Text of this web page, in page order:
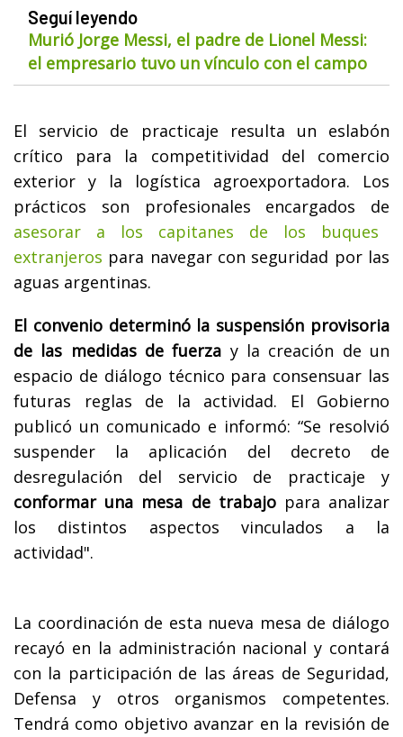
Seguí leyendo
Murió Jorge Messi, el padre de Lionel Messi:
el empresario tuvo un vínculo con el campo
El servicio de practicaje resulta un eslabón
crítico para la competitividad del comercio
exterior y la logística agroexportadora. Los
prácticos son profesionales encargados de
asesorar a los capitanes de los buques
extranjeros para navegar con seguridad por las
aguas argentinas.
El convenio determinó la suspensión provisoria
de las medidas de fuerza y la creación de un
espacio de diálogo técnico para consensuar las
futuras reglas de la actividad. El Gobierno
publicó un comunicado e informó: “Se resolvió
suspender la aplicación del decreto de
desregulación del servicio de practicaje y
conformar una mesa de trabajo para analizar
los distintos aspectos vinculados a la
actividad".
La coordinación de esta nueva mesa de diálogo
recayó en la administración nacional y contará
con la participación de las áreas de Seguridad,
Defensa y otros organismos competentes.
Tendrá como objetivo avanzar en la revisión de